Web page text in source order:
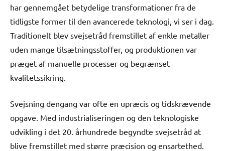
har gennemgået betydelige transformationer fra de
tidligste former til den avancerede teknologi, vi ser i dag.
Traditionelt blev svejsetråd fremstillet af enkle metaller
uden mange tilsætningsstoffer, og produktionen var
præget af manuelle processer og begrænset
kvalitetssikring.
Svejsning dengang var ofte en upræcis og tidskrævende
opgave. Med industrialiseringen og den teknologiske
udvikling i det 20. århundrede begyndte svejsetråd at
blive fremstillet med større præcision og ensartethed.